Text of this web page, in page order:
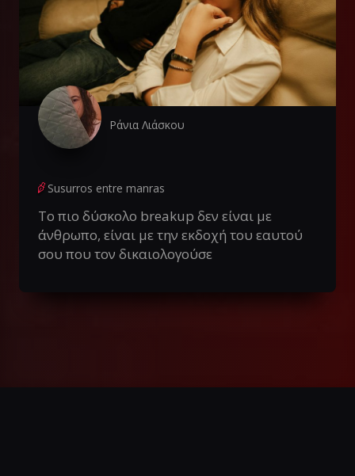
Ράνια Λιάσκου
Susurros entre manras
Το πιο δύσκολο breakup δεν είναι με
άνθρωπο, είναι με την εκδοχή του εαυτού
σου που τον δικαιολογούσε